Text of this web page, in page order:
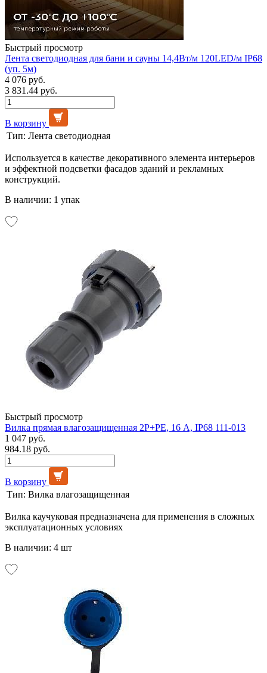
Быстрый просмотр
Лента светодиодная для бани и сауны 14,4Вт/м 120LED/м IP68
(уп. 5м)
4 076 руб.
3 831.44 руб.
В корзину
Тип: Лента светодиодная
Используется в качестве декоративного элемента интерьеров
и эффектной подсветки фасадов зданий и рекламных
конструкций.
В наличии: 1 упак
Быстрый просмотр
Вилка прямая влагозащищенная 2P+РE, 16 А, IP68 111-013
1 047 руб.
984.18 руб.
В корзину
Тип: Вилка влагозащищенная
Вилка каучуковая предназначена для применения в сложных
эксплуатационных условиях
В наличии: 4 шт